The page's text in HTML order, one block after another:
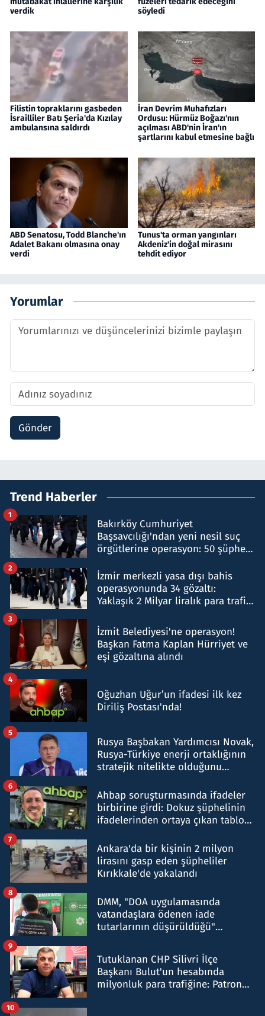
verdik
söyledi
Filistin topraklarını gasbeden
İsrailliler Batı Şeria'da Kızılay
ambulansına saldırdı
İran Devrim Muhafızları
Ordusu: Hürmüz Boğazı'nın
açılması ABD'nin İran'ın
şartlarını kabul etmesine bağlı
ABD Senatosu, Todd Blanche'ın
Adalet Bakanı olmasına onay
verdi
Tunus'ta orman yangınları
Akdeniz'in doğal mirasını
tehdit ediyor
Yorumlar
Gönder
Trend Haberler
Bakırköy Cumhuriyet
Başsavcılığı'ndan yeni nesil suç
örgütlerine operasyon: 50 şüpheli
1
İzmir merkezli yasa dışı bahis
operasyonunda 34 gözaltı:
Yaklaşık 2 Milyar liralık para trafiği
2
İzmit Belediyesi'ne operasyon!
Başkan Fatma Kaplan Hürriyet ve
eşi gözaltına alındı
3
Oğuzhan Uğur’un ifadesi ilk kez
Diriliş Postası'nda!
4
Rusya Başbakan Yardımcısı Novak,
Rusya-Türkiye enerji ortaklığının
stratejik nitelikte olduğunu
5
Ahbap soruşturmasında ifadeler
birbirine girdi: Dokuz şüphelinin
ifadelerinden ortaya çıkan tablo
6
Ankara'da bir kişinin 2 milyon
lirasını gasp eden şüpheliler
Kırıkkale'de yakalandı
7
DMM, "DOA uygulamasında
vatandaşlara ödenen iade
tutarlarının düşürüldüğü"
8
Tutuklanan CHP Silivri İlçe
Başkanı Bulut'un hesabında
milyonluk para trafiğine: Patron
9
10